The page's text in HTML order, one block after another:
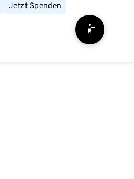
Jetzt Spenden